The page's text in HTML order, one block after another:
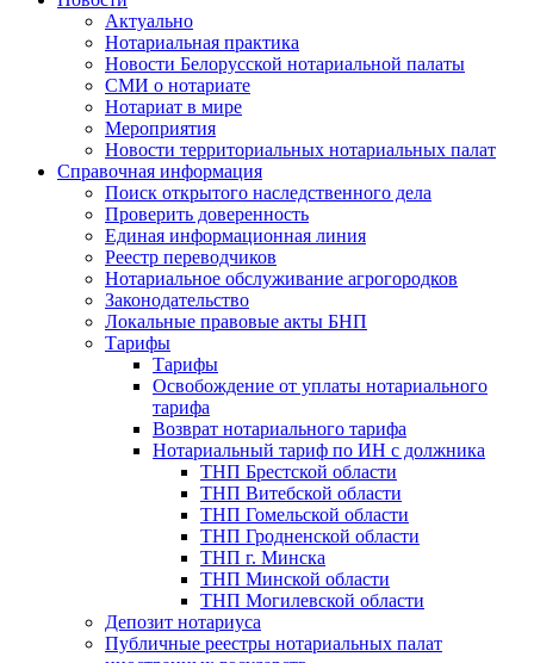
Актуально
Нотариальная практика
Новости Белорусской нотариальной палаты
СМИ о нотариате
Нотариат в мире
Мероприятия
Новости территориальных нотариальных палат
Справочная информация
Поиск открытого наследственного дела
Проверить доверенность
Единая информационная линия
Реестр переводчиков
Нотариальное обслуживание агрогородков
Законодательство
Локальные правовые акты БНП
Тарифы
Тарифы
Освобождение от уплаты нотариального
тарифа
Возврат нотариального тарифа
Нотариальный тариф по ИН с должника
ТНП Брестской области
ТНП Витебской области
ТНП Гомельской области
ТНП Гродненской области
ТНП г. Минска
ТНП Минской области
ТНП Могилевской области
Депозит нотариуса
Публичные реестры нотариальных палат